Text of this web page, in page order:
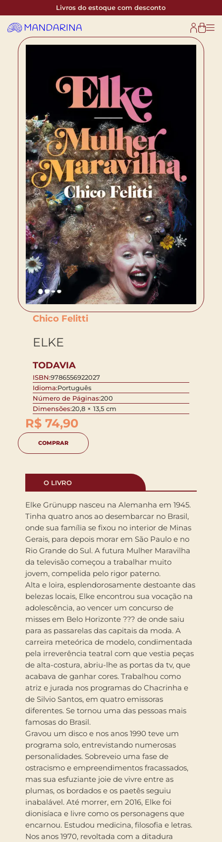
Livros do estoque com desconto
Chico Felitti
ELKE
TODAVIA
ISBN:9786556922027
Idioma:Português
Número de Páginas:200
Dimensões:20,8 × 13,5 cm
R$ 74,90
COMPRAR
O LIVRO
Elke Grünupp nasceu na Alemanha em 1945.
Tinha quatro anos ao desembarcar no Brasil,
onde sua família se fixou no interior de Minas
Gerais, para depois morar em São Paulo e no
Rio Grande do Sul. A futura Mulher Maravilha
da televisão começou a trabalhar muito
jovem, compelida pelo rigor paterno.
Alta e loira, esplendorosamente destoante das
belezas locais, Elke encontrou sua vocação na
adolescência, ao vencer um concurso de
misses em Belo Horizonte ??? de onde saiu
para as passarelas das capitais da moda. A
carreira meteórica de modelo, condimentada
pela irreverência teatral com que vestia peças
de alta-costura, abriu-lhe as portas da tv, que
acabava de ganhar cores. Trabalhou como
atriz e jurada nos programas do Chacrinha e
de Silvio Santos, em quatro emissoras
diferentes. Se tornou uma das pessoas mais
famosas do Brasil.
Gravou um disco e nos anos 1990 teve um
programa solo, entrevistando numerosas
personalidades. Sobreveio uma fase de
ostracismo e empreendimentos fracassados,
mas sua esfuziante joie de vivre entre as
plumas, os bordados e os paetês seguiu
inabalável. Até morrer, em 2016, Elke foi
dionisíaca e livre como os personagens que
encarnou. Estudou medicina, filosofia e letras.
Nos anos 1970, revoltada com a ditadura